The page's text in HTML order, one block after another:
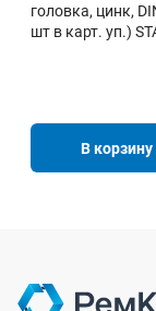
головка, цинк,
шт в карт. уп.)
В корзину